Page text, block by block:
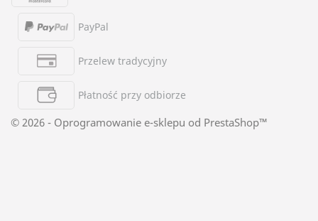
PayPal
Przelew tradycyjny
Płatność przy odbiorze
© 2026 - Oprogramowanie e-sklepu od PrestaShop™